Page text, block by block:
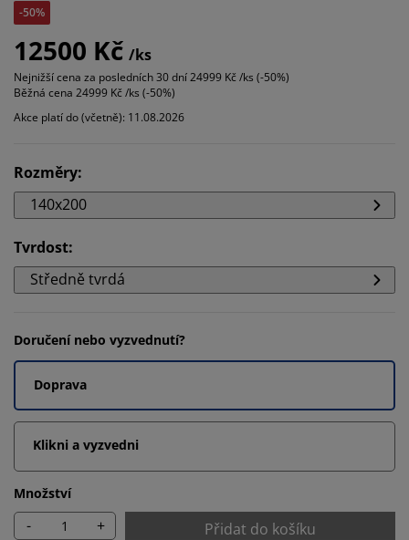
-50%
12500 Kč /ks
Nejnižší cena za posledních 30 dní24999 Kč /ks (-50%)
Běžná cena 24999 Kč /ks (-50%)
Akce platí do (včetně): 11.08.2026
Rozměry:
140x200
Tvrdost:
Středně tvrdá
Doručení nebo vyzvednutí?
Doprava
Klikni a vyzvedni
Množství
- + Přidat do košíku